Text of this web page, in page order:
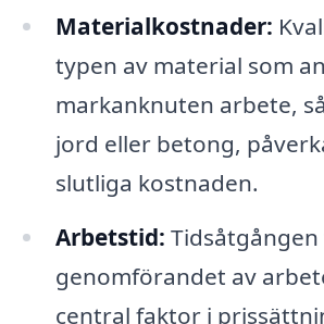
Materialkostnader:
typen av material som
markanknuten arbete,
jord eller betong,
slutliga kostnaden.
Arbetstid:
genomförandet av
central faktor i